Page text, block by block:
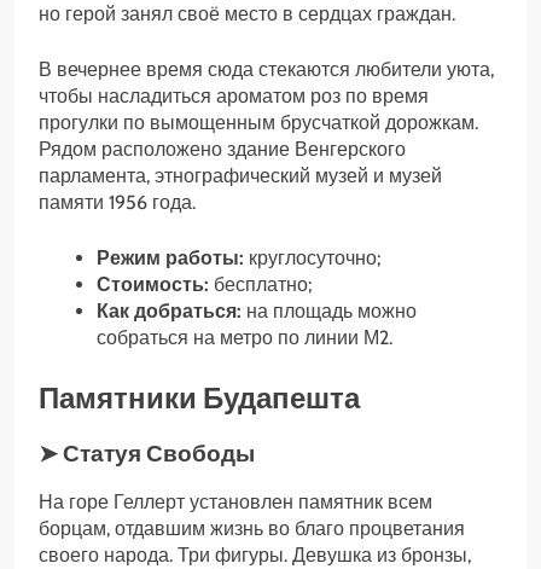
но герой занял своё место в сердцах граждан.
В вечернее время сюда стекаются любители уюта,
чтобы насладиться ароматом роз по время
прогулки по вымощенным брусчаткой дорожкам.
Рядом расположено здание Венгерского
парламента, этнографический музей и музей
памяти 1956 года.
Режим работы: круглосуточно;
Стоимость: бесплатно;
Как добраться: на площадь можно
собраться на метро по линии М2.
Памятники Будапешта
➤ Статуя Свободы
На горе Геллерт установлен памятник всем
борцам, отдавшим жизнь во благо процветания
своего народа. Три фигуры. Девушка из бронзы,